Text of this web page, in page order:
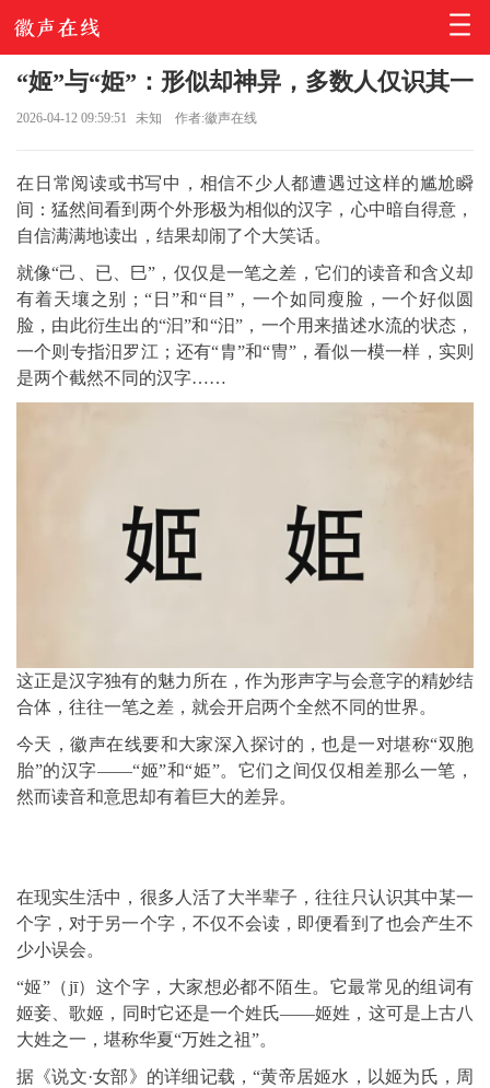
“姬”与“姫”：形似却神异，多数人仅识其一
2026-04-12 09:59:51 未知 作者:徽声在线
在日常阅读或书写中，相信不少人都遭遇过这样的尴尬瞬
间：猛然间看到两个外形极为相似的汉字，心中暗自得意，
自信满满地读出，结果却闹了个大笑话。
就像“己、已、巳”，仅仅是一笔之差，它们的读音和含义却
有着天壤之别；“日”和“目”，一个如同瘦脸，一个好似圆
脸，由此衍生出的“汩”和“汨”，一个用来描述水流的状态，
一个则专指汨罗江；还有“胄”和“冑”，看似一模一样，实则
是两个截然不同的汉字……
这正是汉字独有的魅力所在，作为形声字与会意字的精妙结
合体，往往一笔之差，就会开启两个全然不同的世界。
今天，徽声在线要和大家深入探讨的，也是一对堪称“双胞
胎”的汉字——“姬”和“姫”。它们之间仅仅相差那么一笔，
然而读音和意思却有着巨大的差异。
在现实生活中，很多人活了大半辈子，往往只认识其中某一
个字，对于另一个字，不仅不会读，即便看到了也会产生不
少小误会。
“姬”（jī）这个字，大家想必都不陌生。它最常见的组词有
姬妾、歌姬，同时它还是一个姓氏——姬姓，这可是上古八
大姓之一，堪称华夏“万姓之祖”。
据《说文·女部》的详细记载，“黄帝居姬水，以姬为氏，周